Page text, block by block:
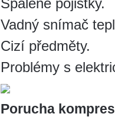
Vadný snímač
Cizí předměty.
Problémy s
Porucha